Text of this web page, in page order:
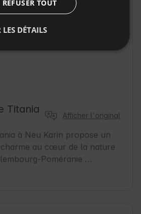
Titania
Afficher l'original
à Neu Karin propose un
charme au cœur de la nature
Poméranie
petite oasis est idéale pour
REFUSER TOUT
LES DÉTAILS